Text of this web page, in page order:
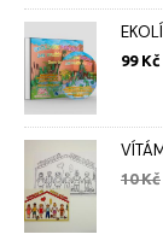
99 Kč
10Kč